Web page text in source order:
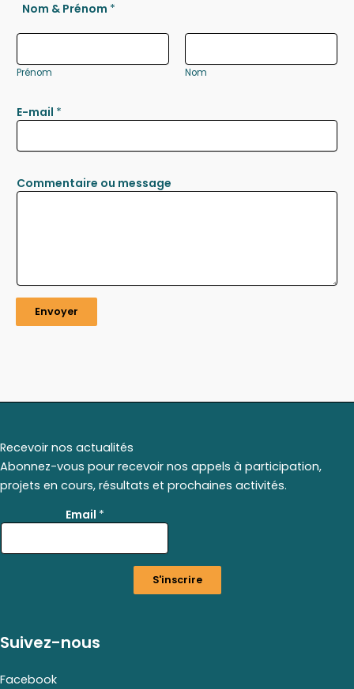
Nom & Prénom *
Prénom Nom
E-mail *
Commentaire ou message
Envoyer
Recevoir nos actualités
Abonnez-vous pour recevoir nos appels à participation,
projets en cours, résultats et prochaines activités.
l
*
E
Email *
S'inscrire
Suivez-nous
Facebook